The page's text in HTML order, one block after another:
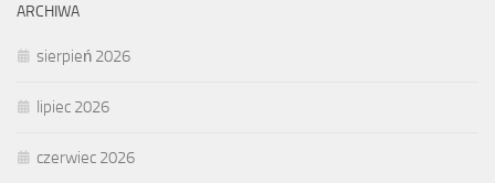
ARCHIWA
sierpień 2026
lipiec 2026
czerwiec 2026